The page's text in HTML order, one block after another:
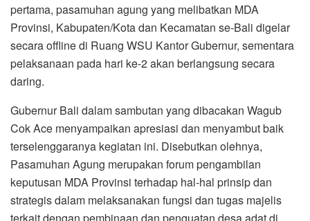
pertama, pasamuhan agung yang melibatkan MDA
Provinsi, Kabupaten/Kota dan Kecamatan se-Bali digelar
secara offline di Ruang WSU Kantor Gubernur, sementara
pelaksanaan pada hari ke-2 akan berlangsung secara
daring.
Gubernur Bali dalam sambutan yang dibacakan Wagub
Cok Ace menyampaikan apresiasi dan menyambut baik
terselenggaranya kegiatan ini. Disebutkan olehnya,
Pasamuhan Agung merupakan forum pengambilan
keputusan MDA Provinsi terhadap hal-hal prinsip dan
strategis dalam melaksanakan fungsi dan tugas majelis
terkait dengan pembinaan dan penguatan desa adat di